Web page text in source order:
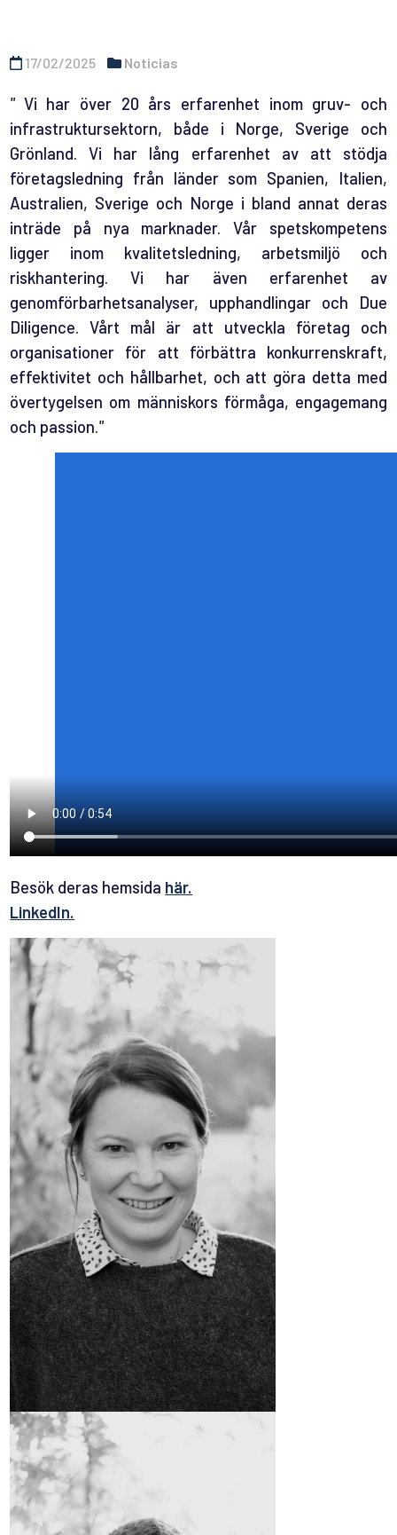
17/02/2025 Noticias
" Vi har över 20 års erfarenhet inom gruv- och
infrastruktursektorn, både i Norge, Sverige och
Grönland. Vi har lång erfarenhet av att stödja
företagsledning från länder som Spanien, Italien,
Australien, Sverige och Norge i bland annat deras
inträde på nya marknader. Vår spetskompetens
ligger inom kvalitetsledning, arbetsmiljö och
riskhantering. Vi har även erfarenhet av
genomförbarhetsanalyser, upphandlingar och Due
Diligence. Vårt mål är att utveckla företag och
organisationer för att förbättra konkurrenskraft,
effektivitet och hållbarhet, och att göra detta med
övertygelsen om människors förmåga, engagemang
och passion."
Besök deras hemsida här.
LinkedIn.